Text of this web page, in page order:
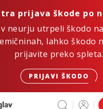
prijava škode po
v neurju utrpeli škodo
lahko škodo
prijavite preko spleta.
PRIJAVI ŠKODO